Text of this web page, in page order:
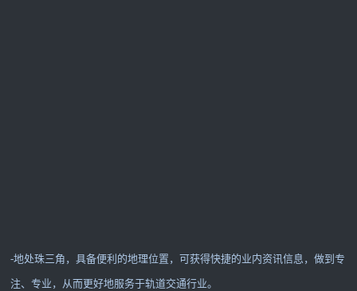
-地处珠三角，具备便利的地理位置，可获得快捷的业内资讯信息，做到专
注、专业，从而更好地服务于轨道交通行业。